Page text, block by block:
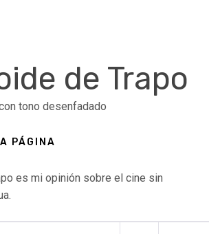
de Trapo
tono desenfadado
PÁGINA
es mi opinión sobre el cine sin